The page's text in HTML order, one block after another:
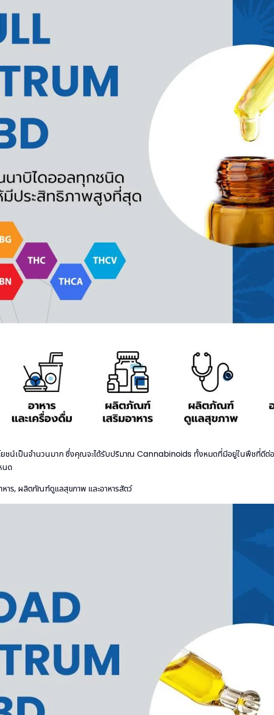
น์เป็นจำนวนมาก ซึ่งคุณจะได้รับปริมาณ Cannabinoids ทั้งหมดที่มีอยู่ในพืชที่
นด
าร, ผลิตภัณฑ์ดูแลสุขภาพ และอาหารสัตว์